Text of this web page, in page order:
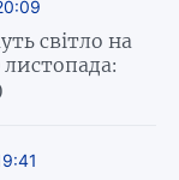
світло на